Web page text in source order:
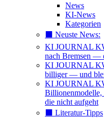
News
KI-News
Kategorien
⬛️ Neuste News:
KI JOURNAL
nach Bremsen —
KI JOURNAL
billiger — und
KI JOURNAL
Billionenmodelle,
die nicht aufgeht
⬛️ Literatur-Tipps